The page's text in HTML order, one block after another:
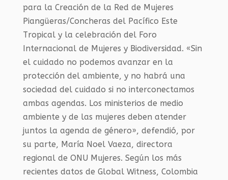
para la Creación de la Red de Mujeres
Piangüeras/Concheras del Pacífico Este
Tropical y la celebración del Foro
Internacional de Mujeres y Biodiversidad. «Sin
el cuidado no podemos avanzar en la
protección del ambiente, y no habrá una
sociedad del cuidado si no interconectamos
ambas agendas. Los ministerios de medio
ambiente y de las mujeres deben atender
juntos la agenda de género», defendió, por
su parte, María Noel Vaeza, directora
regional de ONU Mujeres. Según los más
recientes datos de Global Witness, Colombia